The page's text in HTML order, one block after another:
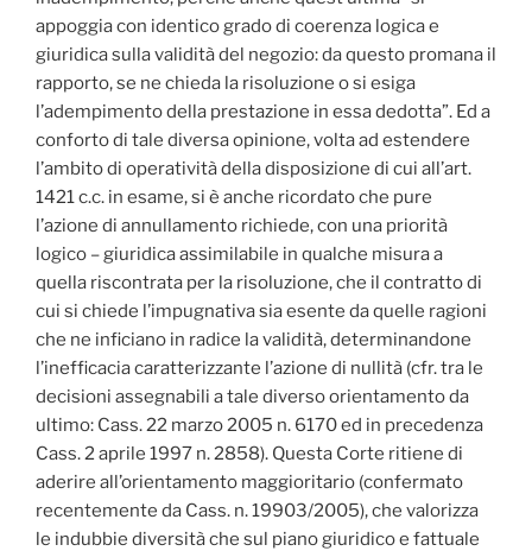
appoggia con identico grado di coerenza logica e
giuridica sulla validità del negozio: da questo promana il
rapporto, se ne chieda la risoluzione o si esiga
l’adempimento della prestazione in essa dedotta”. Ed a
conforto di tale diversa opinione, volta ad estendere
l’ambito di operatività della disposizione di cui all’art.
1421 c.c. in esame, si è anche ricordato che pure
l’azione di annullamento richiede, con una priorità
logico – giuridica assimilabile in qualche misura a
quella riscontrata per la risoluzione, che il contratto di
cui si chiede l’impugnativa sia esente da quelle ragioni
che ne inficiano in radice la validità, determinandone
l’inefficacia caratterizzante l’azione di nullità (cfr. tra le
decisioni assegnabili a tale diverso orientamento da
ultimo: Cass. 22 marzo 2005 n. 6170 ed in precedenza
Cass. 2 aprile 1997 n. 2858). Questa Corte ritiene di
aderire all’orientamento maggioritario (confermato
recentemente da Cass. n. 19903/2005), che valorizza
le indubbie diversità che sul piano giuridico e fattuale